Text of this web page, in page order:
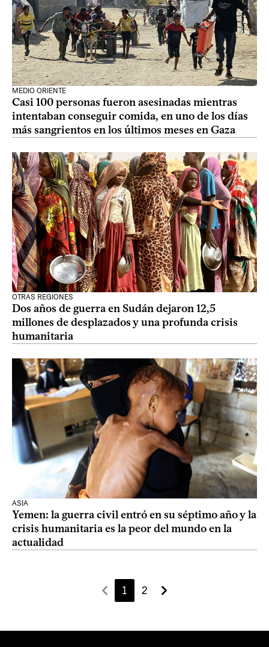
MEDIO ORIENTE
Casi 100 personas fueron asesinadas mientras
intentaban conseguir comida, en uno de los días
más sangrientos en los últimos meses en Gaza
OTRAS REGIONES
Dos años de guerra en Sudán dejaron 12,5
millones de desplazados y una profunda crisis
humanitaria
ASIA
Yemen: la guerra civil entró en su séptimo año y la
crisis humanitaria es la peor del mundo en la
actualidad
1 2